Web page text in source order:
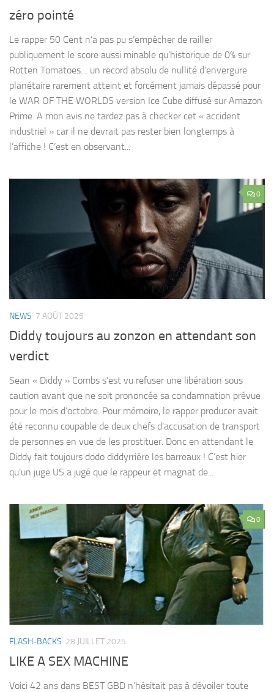
zéro pointé
Le rapper 50 Cent n’a pas pu s’empêcher de railler
publiquement le score aussi minable qu’historique de 0% sur
Rotten Tomatoes… un record absolu de nullité d’envergure
planétaire rarement atteint et forcément jamais dépassé pour
le WAR OF THE WORLDS version Ice Cube diffusé sur Amazon
Prime. A mon avis ne tardez pas à checker cet « accident
industriel » car il ne devrait pas rester bien longtemps à
l’affiche ! C’est en observant...
0
NEWS 7 AOÛT 2025
Diddy toujours au zonzon en attendant son
verdict
Sean « Diddy » Combs s’est vu refuser une libération sous
caution avant que ne soit prononcée sa condamnation prévue
pour le mois d’octobre. Pour mémoire, le rapper producer avait
été reconnu coupable de deux chefs d’accusation de transport
de personnes en vue de les prostituer. Donc en attendant le
Diddy fait toujours dodo diddyrrière les barreaux ! C’est hier
qu’un juge US a jugé que le rappeur et magnat de...
0
FLASH-BACKS 28 JUILLET 2025
LIKE A SEX MACHINE
Voici 42 ans dans BEST GBD n’hésitait pas à dévoiler toute